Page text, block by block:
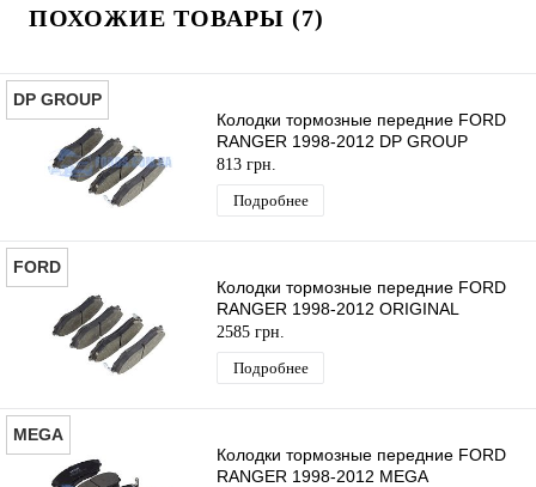
ПОХОЖИЕ ТОВАРЫ (7)
DP GROUP
Колодки тормозные передние FORD
RANGER 1998-2012 DP GROUP
813 грн.
Подробнее
FORD
Колодки тормозные передние FORD
RANGER 1998-2012 ORIGINAL
2585 грн.
Подробнее
MEGA
Колодки тормозные передние FORD
RANGER 1998-2012 MEGA